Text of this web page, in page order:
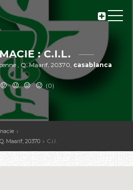
: C.I.L.
, Q. Maarif, 20370, casablanca
(0)
Maarif, 20370
C.i.l.